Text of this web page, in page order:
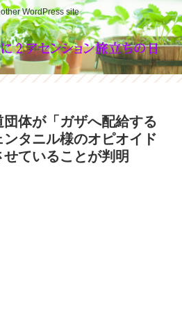
WordPress site
体が「ガザへ配給する
タニル様のオピオイド
ていることが判明